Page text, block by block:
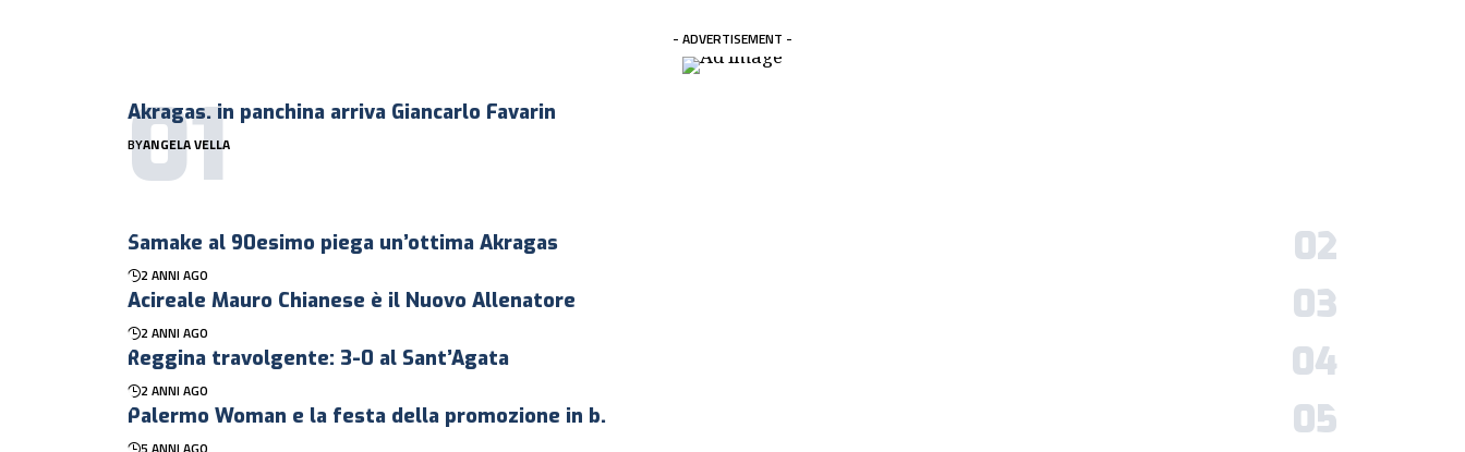
- ADVERTISEMENT -
Akragas. in panchina arriva Giancarlo Favarin
BYANGELA VELLA
Samake al 90esimo piega un’ottima Akragas
2 ANNI AGO
Acireale Mauro Chianese è il Nuovo Allenatore
2 ANNI AGO
Reggina travolgente: 3-0 al Sant’Agata
2 ANNI AGO
Palermo Woman e la festa della promozione in b.
5 ANNI AGO